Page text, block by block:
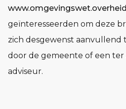
geïnteresseerden om deze
zich desgewenst aanvullend
door de gemeente of een ter
adviseur.